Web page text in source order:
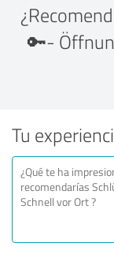
🔑-
Tu